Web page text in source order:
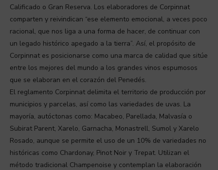
Calificado o Gran Reserva. Los elaboradores de Corpinnat
comparten y reivindican “ese elemento emocional, a veces poco
racional, que nos liga a una forma de hacer, de continuar con
un legado histórico apegado a la tierra”. Así, el propósito de
Corpinnat es posicionarse como una marca de calidad que sitúe
entre los mejores del mundo a los grandes vinos espumosos
que se elaboran en el corazón del Penedés.
El reglamento Corpinnat delimita el territorio de producción por
municipios y parcelas, así como las variedades de uvas. La
mayoría, autóctonas como: Macabeo, Parellada, Malvasía o
Subirat Parent, Xarelo, Garnacha, Monastrell, Sumol y Xarelo
Rosado, aunque se permite el uso de un 10% de variedades no
históricas como Chardonay, Pinot Noir y Trepat. Utilizan el
método tradicional Champenoise y contemplan la elaboración